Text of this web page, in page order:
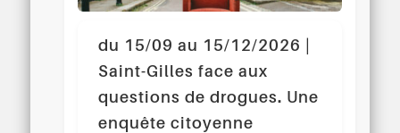
du 15/09 au 15/12/2026 |
Saint-Gilles face aux
questions de drogues. Une
enquête citoyenne